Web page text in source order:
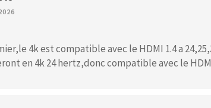
4k est compatible avec le HDMI 1.4 a
en 4k 24 hertz,donc compatible avec le